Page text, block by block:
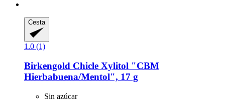
Cesta
1.0 (1)
Birkengold Chicle Xylitol "CBM
Hierbabuena/Mentol", 17 g
Sin azúcar